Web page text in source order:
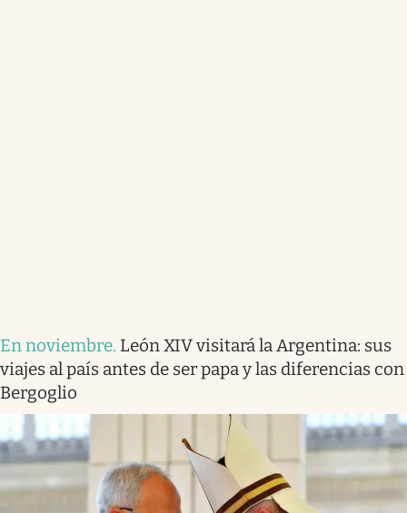
En noviembre. León XIV visitará la Argentina: sus
viajes al país antes de ser papa y las diferencias con
Bergoglio